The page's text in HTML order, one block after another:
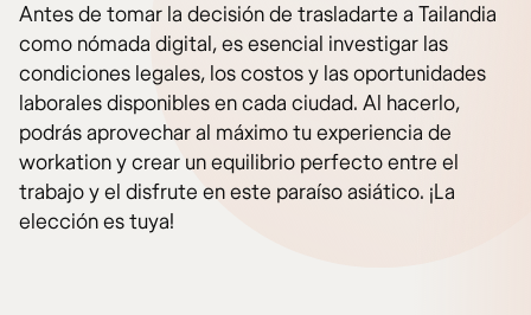
Antes de tomar la decisión de trasladarte a Tailandia
como nómada digital, es esencial investigar las
condiciones legales, los costos y las oportunidades
laborales disponibles en cada ciudad. Al hacerlo,
podrás aprovechar al máximo tu experiencia de
workation y crear un equilibrio perfecto entre el
trabajo y el disfrute en este paraíso asiático. ¡La
elección es tuya!